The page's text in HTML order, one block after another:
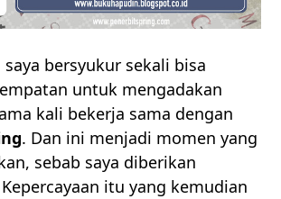
saya bersyukur sekali bisa
untuk mengadakan
kali bekerja sama dengan
. Dan ini menjadi momen yang
sebab saya diberikan
itu yang kemudian